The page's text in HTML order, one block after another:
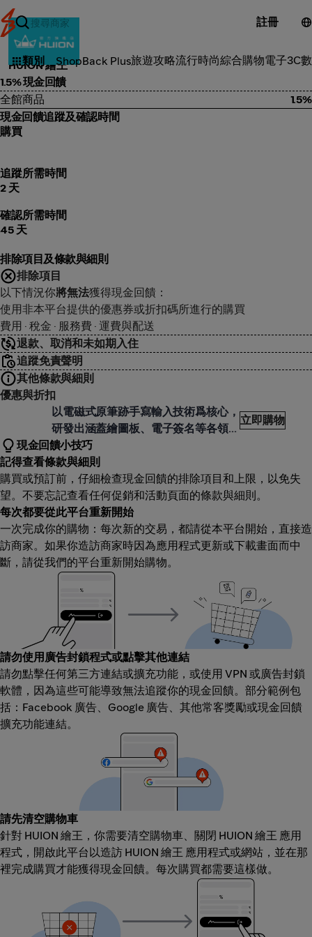
註冊
類別 ShopBack Plus旅遊攻略流行時尚綜合購物電子3C
3C電子
HUION 繪王
1.5% 現金回饋
全館商品
1.5%
現金回饋追蹤及確認時間
購買
追蹤所需時間
2 天
確認所需時間
45 天
排除項目及條款與細則
排除項目
以下情況你將無法獲得現金回饋：
使用非本平台提供的優惠券或折扣碼所進行的購買
費用 · 稅金 · 服務費 · 運費與配送
退款、取消和未如期入住
追蹤免責聲明
其他條款與細則
優惠與折扣
以電磁式原筆跡手寫輸入技術爲核心，
研發出涵蓋繪圖板、電子簽名等各領域
應用産品
立即購物
現金回饋小技巧
記得查看條款與細則
購買或預訂前，仔細檢查現金回饋的排除項目和上限，以免失
望。不要忘記查看任何促銷和活動頁面的條款與細則。
每次都要從此平台重新開始
一次完成你的購物：每次新的交易，都請從本平台開始，直接造
訪商家。如果你造訪商家時因為應用程式更新或下載畫面而中
斷，請從我們的平台重新開始購物。
請勿使用廣告封鎖程式或點擊其他連結
請勿點擊任何第三方連結或擴充功能，或使用 VPN 或廣告封鎖
軟體，因為這些可能導致無法追蹤你的現金回饋。部分範例包
括：Facebook 廣告、Google 廣告、其他常客獎勵或現金回饋
擴充功能連結。
請先清空購物車
針對 HUION 繪王，你需要清空購物車、關閉 HUION 繪王 應用
程式，開啟此平台以造訪 HUION 繪王 應用程式或網站，並在那
裡完成購買才能獲得現金回饋。每次購買都需要這樣做。